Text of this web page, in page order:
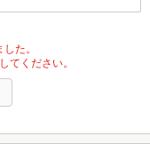
た。
てください。